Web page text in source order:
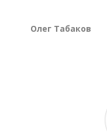
Олег Табаков